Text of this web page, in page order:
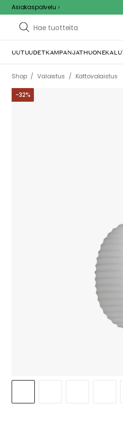
Asiakaspalvelu
UUTUUDETKAMPANJAT
Shop / Valaistus / Kattovalaistus
-32%